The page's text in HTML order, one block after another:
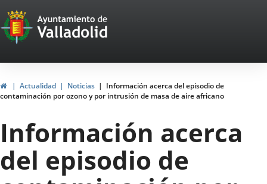
Portal
Web
del
Ayuntamiento
de
Valladolid
InicioActualidad Noticias
Información acerca del episodio de
contaminación por ozono y por intrusión de masa de aire africano
Información acerca
del episodio de